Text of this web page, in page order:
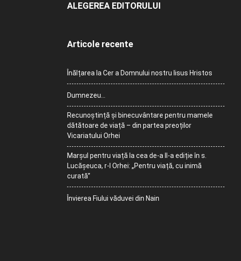
ALEGEREA EDITORULUI
Articole recente
Înălțarea la Cer a Domnului nostru Iisus Hristos
Dumnezeu…
Recunoștință și binecuvântare pentru mamele
dătătoare de viață – din partea preoților
Vicariatului Orhei
Marșul pentru viață la cea de-a II-a ediție în s.
Lucășeuca, r-l Orhei: „Pentru viață, cu inimă
curată”
Învierea Fiului văduvei din Nain